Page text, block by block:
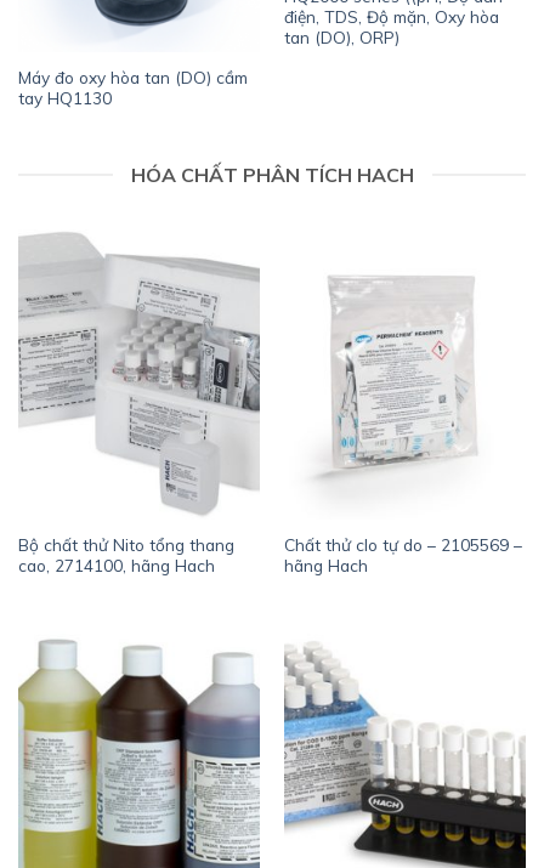
điện, TDS, Độ mặn, Oxy hòa
tan (DO), ORP)
Máy đo oxy hòa tan (DO) cầm
tay HQ1130
HÓA CHẤT PHÂN TÍCH HACH
Bộ chất thử Nito tổng thang
cao, 2714100, hãng Hach
Chất thử clo tự do – 2105569 –
hãng Hach